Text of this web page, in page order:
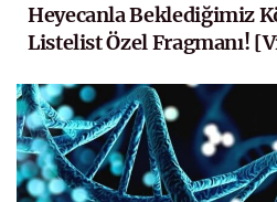
Heyecanla Beklediğimiz
Listelist Özel Fragmanı!